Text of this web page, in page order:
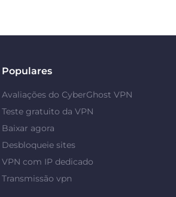
Populares
Avaliações do CyberGhost VPN
Teste gratuito da VPN
Baixar agora
Desbloqueie sites
VPN com IP dedicado
Transmissão vpn